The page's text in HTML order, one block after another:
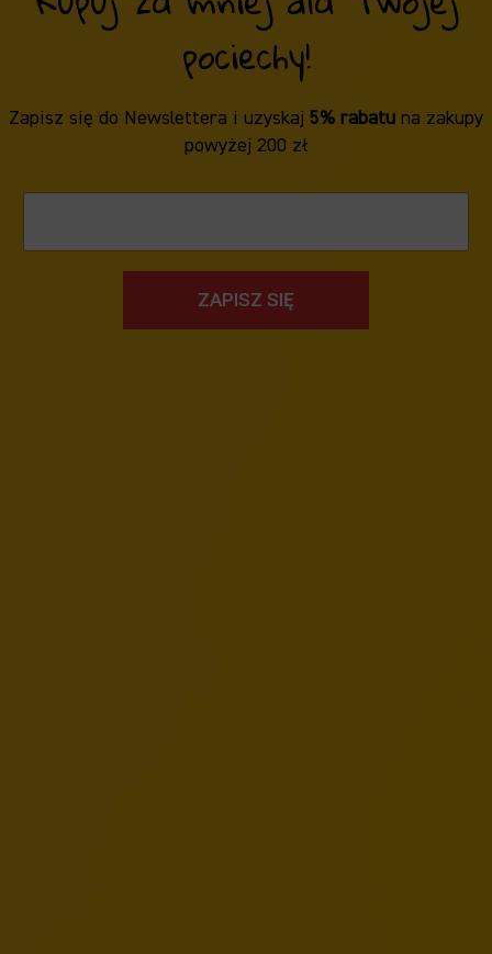
pociechy!
Zapisz się do Newslettera i uzyskaj 5% rabatu na zakupy
powyżej 200 zł
ZAPISZ SIĘ